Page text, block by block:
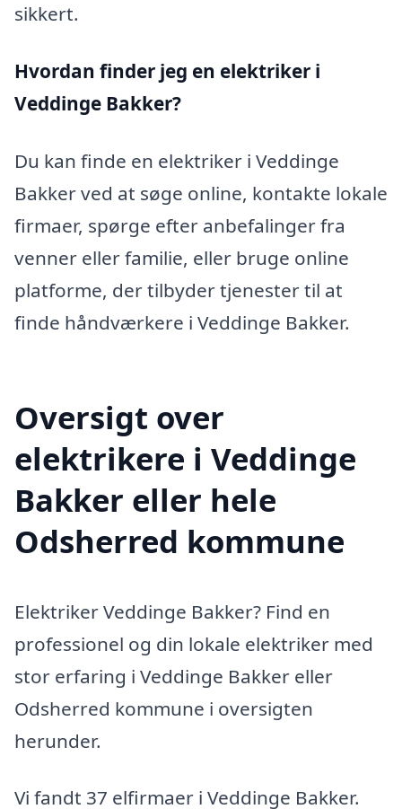
sikkert.
Hvordan finder jeg en elektriker i
Veddinge Bakker?
Du kan finde en elektriker i Veddinge
Bakker ved at søge online, kontakte lokale
firmaer, spørge efter anbefalinger fra
venner eller familie, eller bruge online
platforme, der tilbyder tjenester til at
finde håndværkere i Veddinge Bakker.
Oversigt over
elektrikere i Veddinge
Bakker eller hele
Odsherred kommune
Elektriker Veddinge Bakker? Find en
professionel og din lokale elektriker med
stor erfaring i Veddinge Bakker eller
Odsherred kommune i oversigten
herunder.
Vi fandt 37 elfirmaer i Veddinge Bakker.